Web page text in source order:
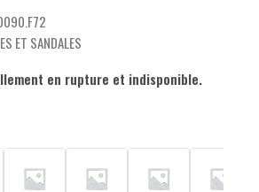
ET SANDALES
en rupture et indisponible.